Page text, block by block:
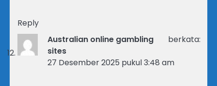
Reply
Australian online gambling
sites
berkata:
27 Desember 2025 pukul 3:48 am